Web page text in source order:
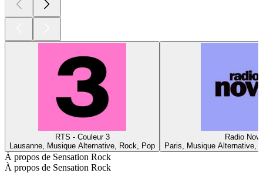
RTS - Couleur 3
Lausanne, Musique Alternative, Rock, Pop
Radio
Paris, Musique Alternative,
À propos de Sensation Rock
À propos de Sensation Rock